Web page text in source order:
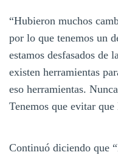
“Hubieron muchos
por lo que tenemos un
estamos desfasados de
existen herramientas
eso herramientas.
Tenemos que evitar
Continuó diciendo que